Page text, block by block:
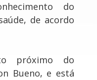
do
de acordo
próximo do
Bueno, e está